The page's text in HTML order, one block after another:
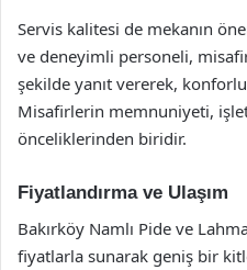
Servis kalitesi de mekanın
ve deneyimli personeli,
şekilde yanıt vererek,
Misafirlerin memnuniyeti,
önceliklerinden biridir.
Fiyatlandırma ve Ulaşım
Bakırköy Namlı Pide ve
fiyatlarla sunarak geniş bir